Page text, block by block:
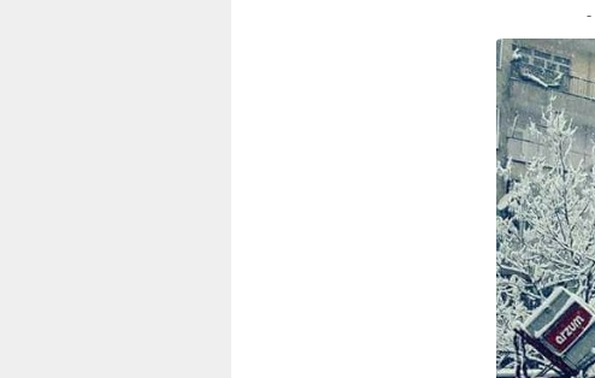
-